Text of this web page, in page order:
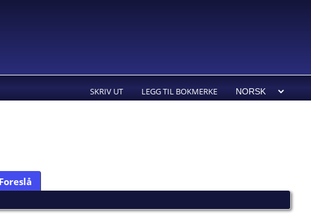
SKRIV UT LEGG TIL BOKMERKE
Foreslå